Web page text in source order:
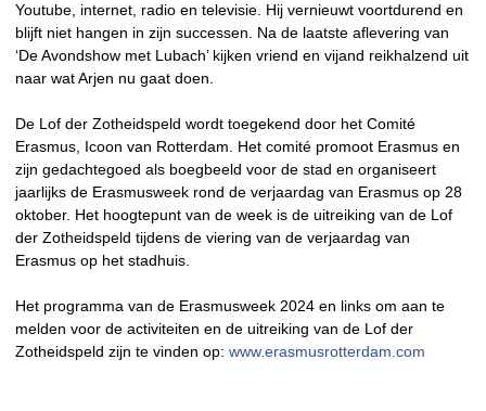
Youtube, internet, radio en televisie. Hij vernieuwt voortdurend en
blijft niet hangen in zijn successen. Na de laatste aflevering van
‘De Avondshow met Lubach’ kijken vriend en vijand reikhalzend uit
naar wat Arjen nu gaat doen.
De Lof der Zotheidspeld wordt toegekend door het Comité
Erasmus, Icoon van Rotterdam. Het comité promoot Erasmus en
zijn gedachtegoed als boegbeeld voor de stad en organiseert
jaarlijks de Erasmusweek rond de verjaardag van Erasmus op 28
oktober. Het hoogtepunt van de week is de uitreiking van de Lof
der Zotheidspeld tijdens de viering van de verjaardag van
Erasmus op het stadhuis.
Het programma van de Erasmusweek 2024 en links om aan te
melden voor de activiteiten en de uitreiking van de Lof der
Zotheidspeld zijn te vinden op: www.erasmusrotterdam.com